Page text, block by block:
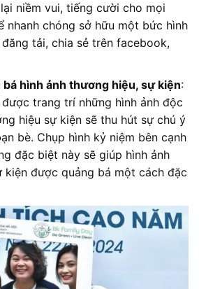
niềm vui, tiếng cười cho mọi
nhanh chóng sở hữu một bức hình
tải, chia sẻ trên facebook,
bá hình ảnh thương hiệu, sự kiện:
được trang trí những hình ảnh độc
hiệu sự kiện sẽ thu hút sự chú ý
bè. Chụp hình kỷ niệm bên cạnh
đặc biệt này sẽ giúp hình ảnh
kiện được quảng bá một cách đặc